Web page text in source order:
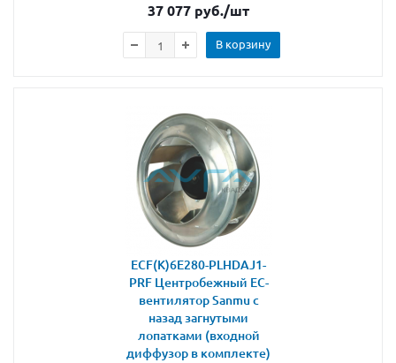
37 077 руб./шт
В корзину
ECF(K)6E280-PLHDAJ1-
PRF Центробежный ЕС-
вентилятор Sanmu с
назад загнутыми
лопатками (входной
диффузор в комплекте)